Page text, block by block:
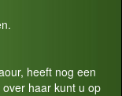
heeft nog een
haar kunt u op